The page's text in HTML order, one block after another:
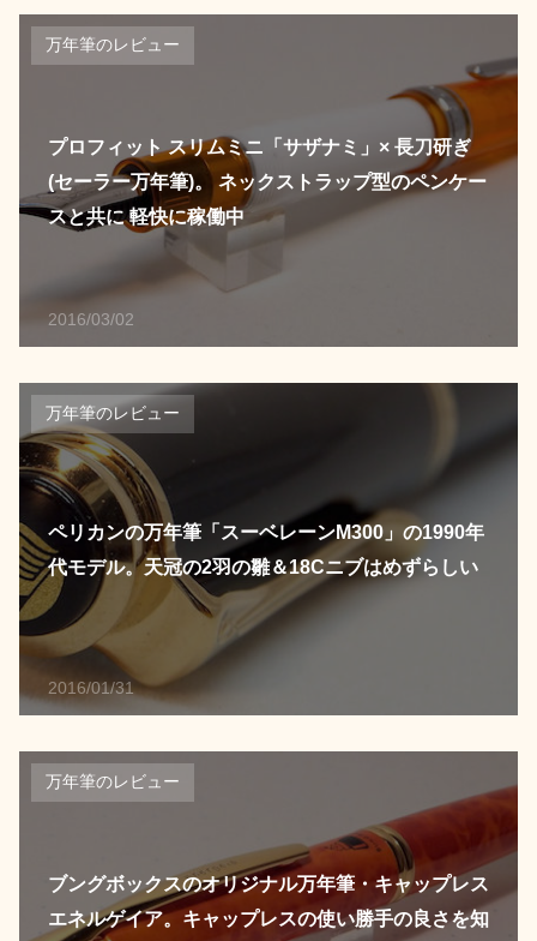
万年筆のレビュー
2016/03/02
プロフィット スリムミニ「サザナミ」× 長刀研ぎ
(セーラー万年筆)。 ネックストラップ型のペンケー
スと共に 軽快に稼働中
万年筆のレビュー
2016/01/31
ペリカンの万年筆「スーベレーンM300」の1990年
代モデル。天冠の2羽の雛＆18Cニブはめずらしい
万年筆のレビュー
ブングボックスのオリジナル万年筆・キャップレス
エネルゲイア。キャップレスの使い勝手の良さを知